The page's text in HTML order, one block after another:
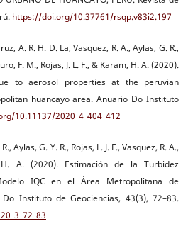
https://doi.org/10.37761/rsqp.v83i2.197
A. R. H. D. La, Vasquez, R. A., Aylas, G. R.,
F. M., Rojas, J. L. F., & Karam, H. A. (2020).
to aerosol properties at the peruvian
huancayo area. Anuario Do Instituto
10.11137/2020_4_404_412
Aylas, G. Y. R., Rojas, L. J. F., Vasquez, R. A.,
A. (2020). Estimación de la Turbidez
IQC en el Área Metropolitana de
Instituto de Geociencias, 43(3), 72–83.